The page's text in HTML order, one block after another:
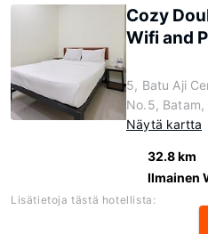
Cozy
Wifi and
5, Batu Aji
No.5,
Näytä kartta
32.8 km
Ilmainen
Lisätietoja tästä hotellista: